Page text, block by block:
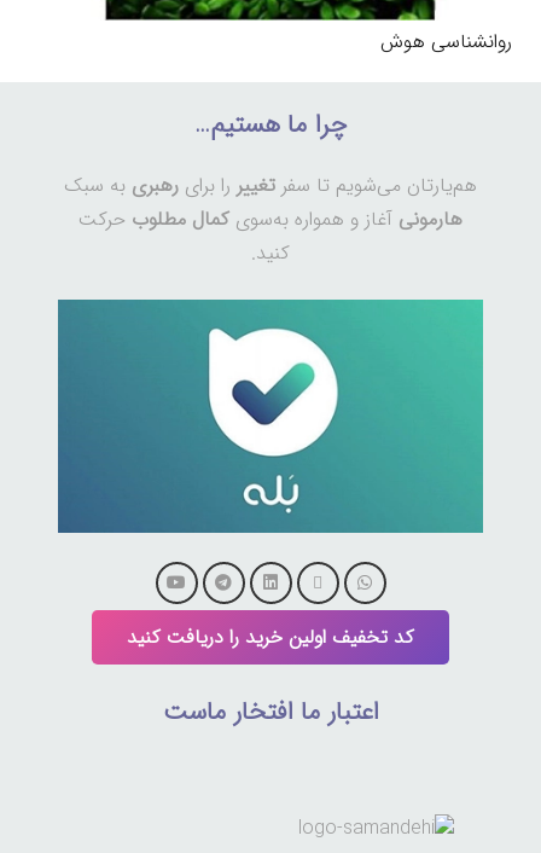
روانشناسی هوش
چرا ما هستیم…
هم‌یارتان می‌شویم تا سفر تغییر را برای رهبری به سبک
هارمونی آغاز و همواره به‌سوی کمال مطلوب حرکت
کنید.
کد تخفیف اولین خرید را دریافت کنید
اعتبار ما افتخار ماست